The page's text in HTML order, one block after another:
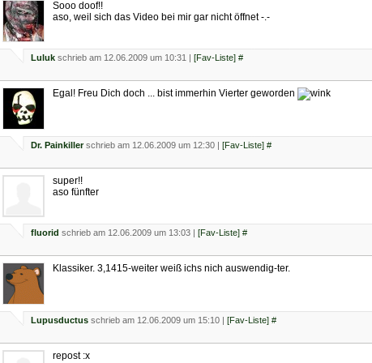
Sooo doof!!
aso, weil sich das Video bei mir gar nicht öffnet -.-
Luluk schrieb am 12.06.2009 um 10:31 | [Fav-Liste] #
Egal! Freu Dich doch ... bist immerhin Vierter geworden
Dr. Painkillerschrieb am 12.06.2009 um 12:30 | [Fav-Liste] #
super!!
aso fünfter
fluorid schrieb am 12.06.2009 um 13:03 | [Fav-Liste] #
Klassiker. 3,1415-weiter weiß ichs nich auswendig-ter.
Lupusductus schrieb am 12.06.2009 um 15:10 | [Fav-Liste] #
repost :x